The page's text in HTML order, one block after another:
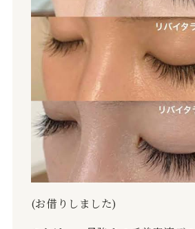
(お借りしました)